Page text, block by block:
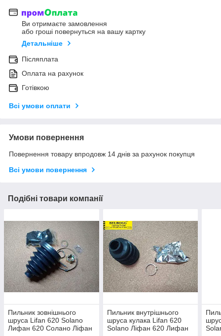
Ви отримаєте замовлення
або гроші повернуться на вашу картку
Детальніше
Післяплата
Оплата на рахунок
Готівкою
Всі умови оплати
Умови повернення
Повернення товару впродовж 14 днів за рахунок покупця
Всі умови повернення
Подібні товари компанії
Пильник зовнішнього
шруса Lifan 620 Solano
Лифан 620 Солано Ліфан
Пильник внутрішнього
шруса кулака Lifan 620
Solano Ліфан 620 Лифан